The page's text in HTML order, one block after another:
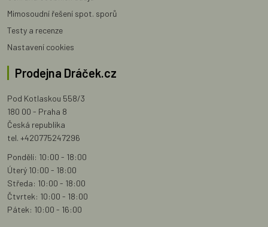
Mimosoudní řešení spot. sporů
Testy a recenze
Nastavení cookies
Prodejna Dráček.cz
Pod Kotlaskou 558/3
180 00 - Praha 8
Česká republika
tel. +420775247296
Pondělí: 10:00 - 18:00
Úterý 10:00 - 18:00
Středa: 10:00 - 18:00
Čtvrtek: 10:00 - 18:00
Pátek: 10:00 - 16:00